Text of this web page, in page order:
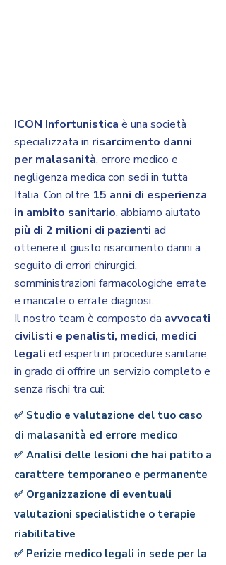
ICON Infortunistica è una società
specializzata in risarcimento danni
per malasanità, errore medico e
negligenza medica con sedi in tutta
Italia. Con oltre 15 anni di esperienza
in ambito sanitario, abbiamo aiutato
più di 2 milioni di pazienti ad
ottenere il giusto risarcimento danni a
seguito di errori chirurgici,
somministrazioni farmacologiche errate
e mancate o errate diagnosi.
Il nostro team è composto da avvocati
civilisti e penalisti, medici, medici
legali ed esperti in procedure sanitarie,
in grado di offrire un servizio completo e
senza rischi tra cui:
✅ Studio e valutazione del tuo caso
di malasanità ed errore medico
✅ Analisi delle lesioni che hai patito a
carattere temporaneo e permanente
✅ Organizzazione di eventuali
valutazioni specialistiche o terapie
riabilitative
✅ Perizie medico legali in sede per la